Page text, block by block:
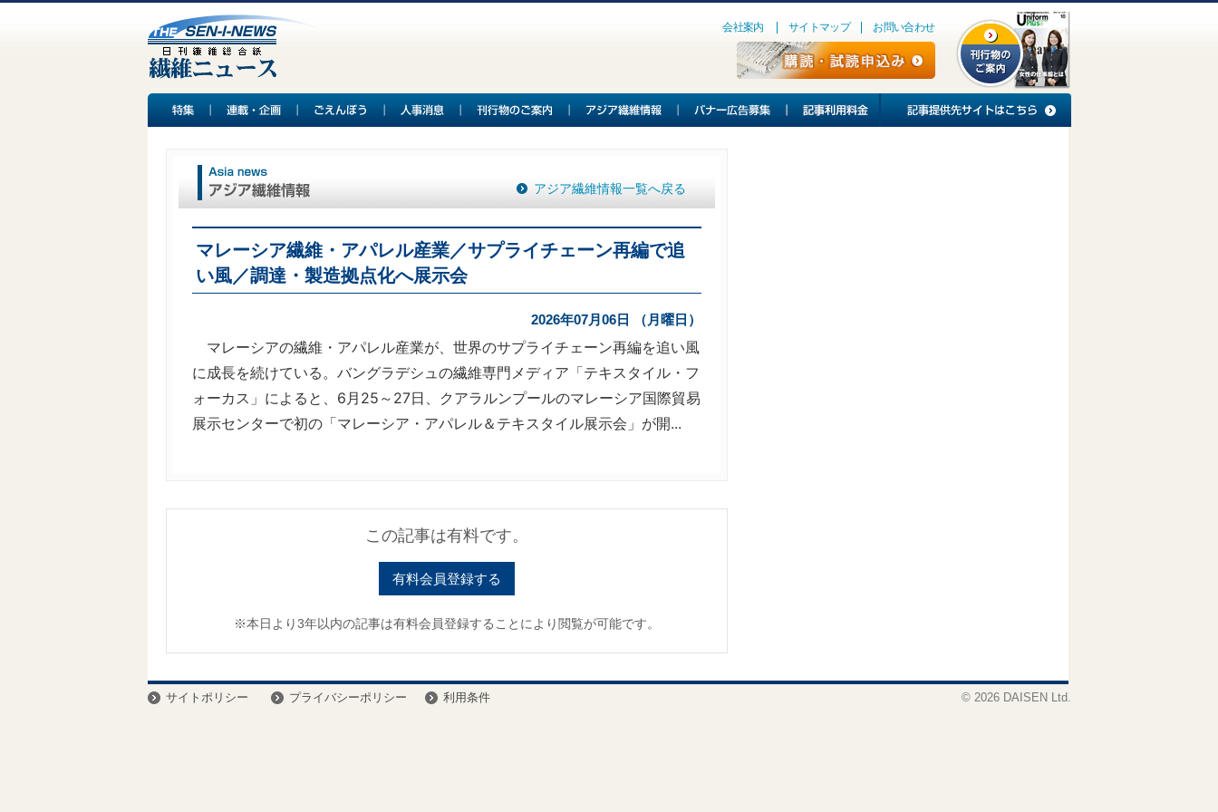
会社案内 サイトマップ お問い合わせ
アジア繊維情報一覧へ戻る
マレーシア繊維・アパレル産業／サプライチェーン再編で追
い風／調達・製造拠点化へ展示会
2026年07月06日 （月曜日）
マレーシアの繊維・アパレル産業が、世界のサプライチェーン再編を追い風
に成長を続けている。バングラデシュの繊維専門メディア「テキスタイル・フ
ォーカス」によると、6月25～27日、クアラルンプールのマレーシア国際貿易
展示センターで初の「マレーシア・アパレル＆テキスタイル展示会」が開...
この記事は有料です。
有料会員登録する
※本日より3年以内の記事は有料会員登録することにより閲覧が可能です。
サイトポリシー プライバシーポリシー 利用条件 © 2026 DAISEN Ltd.